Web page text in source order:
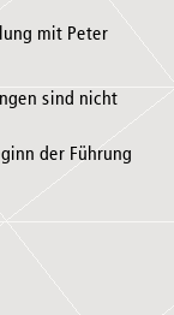
mit Peter
sind nicht
der Führung